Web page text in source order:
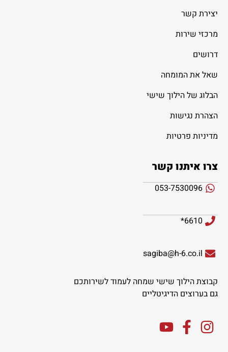
יצירת קשר
מרכזי שירות
דרושים
שאל את המומחה
הבלוג של הילוך שישי
הצהרת נגישות
מדיניות פרטיות
צרו איתנו קשר
053-7530096
6610*
sagiba@h-6.co.il
קבוצת הילוך שישי שמחה לעמוד לשירותכם
גם בערוצים הדיגיטליים